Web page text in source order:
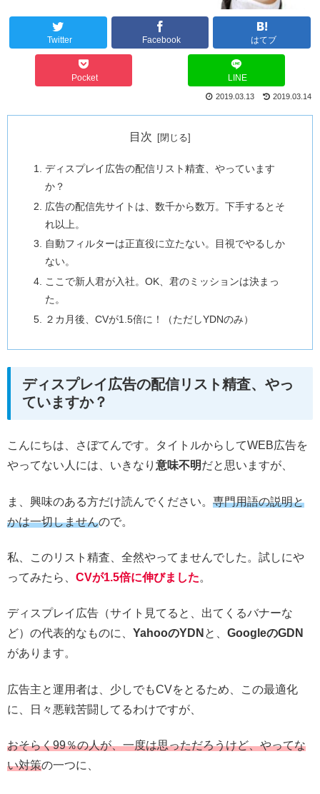
Twitter Facebook はてブ
Pocket LINE
2019.03.14
2019.03.13
目次
ディスプレイ広告の配信リスト精査、やっています
か？
広告の配信先サイトは、数千から数万。下手するとそ
れ以上。
自動フィルターは正直役に立たない。目視でやるしか
ない。
ここで新人君が入社。OK、君のミッションは決まっ
た。
２カ月後、CVが1.5倍に！（ただしYDNのみ）
ディスプレイ広告の配信リスト精査、やっ
ていますか？
こんにちは、さぼてんです。タイトルからしてWEB広告を
やってない人には、いきなり 意味不明だと思いますが、
ま、興味のある方だけ読んでください。 専門用語の説明と
かは一切しませんので。
私、このリスト精査、全然やってませんでした。試しにや
ってみたら、 CVが1.5倍に伸びました。
ディスプレイ広告（サイト見てると、出てくるバナーな
ど）の代表的なものに、 YahooのYDN と、 GoogleのGDN
があります。
広告主と運用者は、少しでもCVをとるため、この最適化
に、日々悪戦苦闘してるわけですが、
おそらく99％の人が、一度は思っただろうけど、やってな
い対策の一つに、